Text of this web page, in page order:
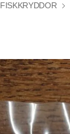
FISKKRYDDOR